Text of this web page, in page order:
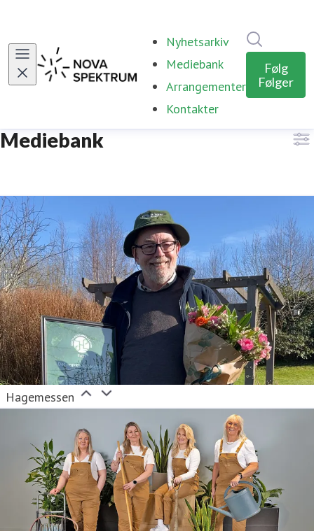
Nyhetsarkiv
Mediebank
Arrangementer
Kontakter
Følg
Følger
Mediebank
Hagemessen